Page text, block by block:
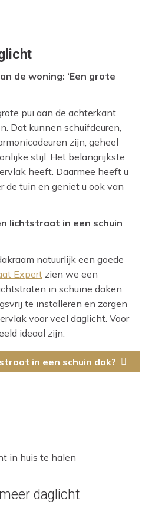
de woning: ‘Een grote
pui aan de achterkant
Dat kunnen schuifdeuren,
zijn, geheel
stijl. Het belangrijkste
heeft. Daarmee heeft u
de tuin en geniet u ook van
lichtstraat in een schuin
natuurlijk een goede
Expert zien we een
in schuine daken.
te installeren en zorgen
voor veel daglicht. Voor
ideaal zijn.
in een schuin dak?
daglicht